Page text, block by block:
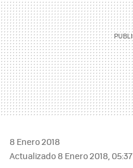
8 Enero 2018
Actualizado 8 Enero 2018, 05:37